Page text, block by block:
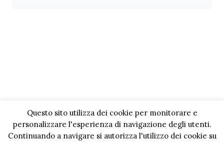
Questo sito utilizza dei cookie per monitorare e
personalizzare l'esperienza di navigazione degli utenti.
Continuando a navigare si autorizza l'utilizzo dei cookie su